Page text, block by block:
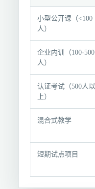
推
荐
合
小型公开课（<100
人）
企业内训（100-500
人）
认证考试（500人以
上）
混合式教学
短期试点项目